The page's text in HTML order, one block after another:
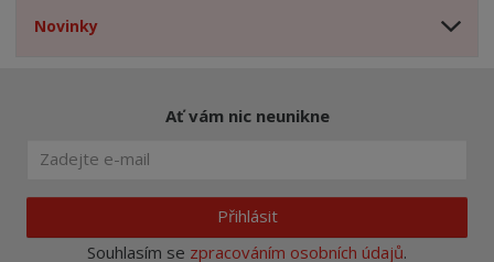
Novinky
Ať vám nic neunikne
Přihlásit
Souhlasím se zpracováním osobních údajů.